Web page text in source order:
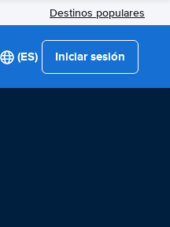
Destinos populares
(ES) Iniciar sesión